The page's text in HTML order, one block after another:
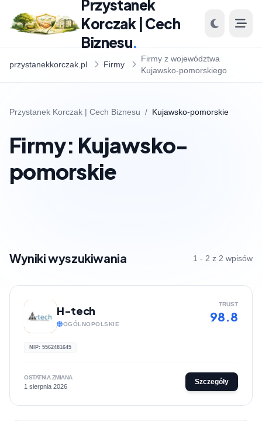
Przystanek
Korczak | Cech
Biznesu.
przystanekkorczak.pl Firmy
Firmy z województwa
Kujawsko-pomorskiego
Przystanek Korczak | Cech Biznesu / Kujawsko-pomorskie
Firmy: Kujawsko-
pomorskie
Wyniki wyszukiwania 1 - 2 z 2 wpisów
H-tech
OGÓLNOPOLSKIE
TRUST
98.8
NIP: 5562481645
OSTATNIA ZMIANA
1 sierpnia 2026
Szczegóły